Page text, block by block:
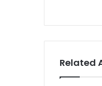
Related